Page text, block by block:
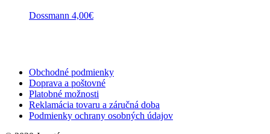
Dossmann 4,00€
Obchodné podmienky
Doprava a poštovné
Platobné možnosti
Reklamácia tovaru a záručná doba
Podmienky ochrany osobných údajov